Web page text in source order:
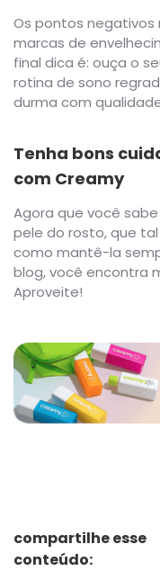
Os pontos negativos
marcas de
final dica é: ouça o
rotina de sono
durma com
Tenha bons
com Creamy
Agora que você
pele do rosto, que
como mantê-la
blog, você encontra
Aproveite!
compartilhe esse
conteúdo: